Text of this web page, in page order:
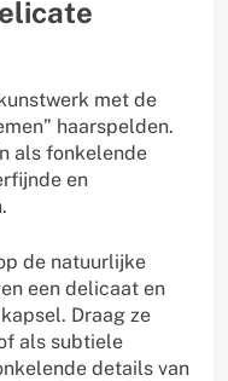
met de
haarspelden.
als fonkelende
en
de natuurlijke
een delicaat en
Draag ze
als subtiele
details van